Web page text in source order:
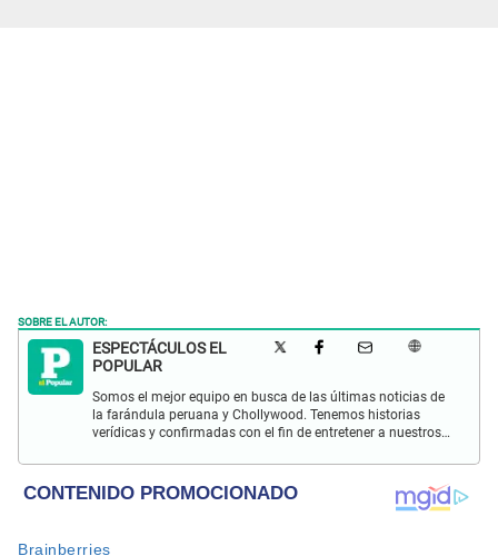
SOBRE EL AUTOR:
ESPECTÁCULOS EL
POPULAR
Somos el mejor equipo en busca de las últimas noticias de
la farándula peruana y Chollywood. Tenemos historias
verídicas y confirmadas con el fin de entretener a nuestros